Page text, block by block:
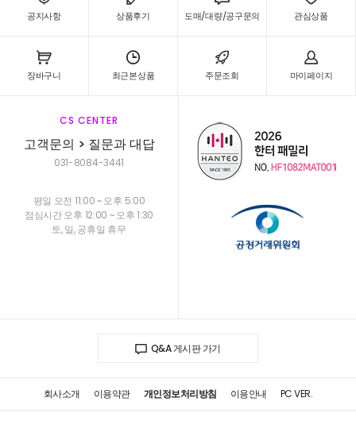
공지사항 상품후기 도매/대량/공구문의 관심상품
장바구니 최근본상품 주문조회 마이페이지
CS CENTER
고객문의 > 질문과 대답
031-8084-3441
평일 오전 11:00 ~ 오후 5:00
점심시간 오후 12:00 ~ 오후 1:30
토, 일, 공휴일 휴무
Q&A 게시판 가기
회사소개 이용약관 개인정보처리방침 이용안내 PC VER.